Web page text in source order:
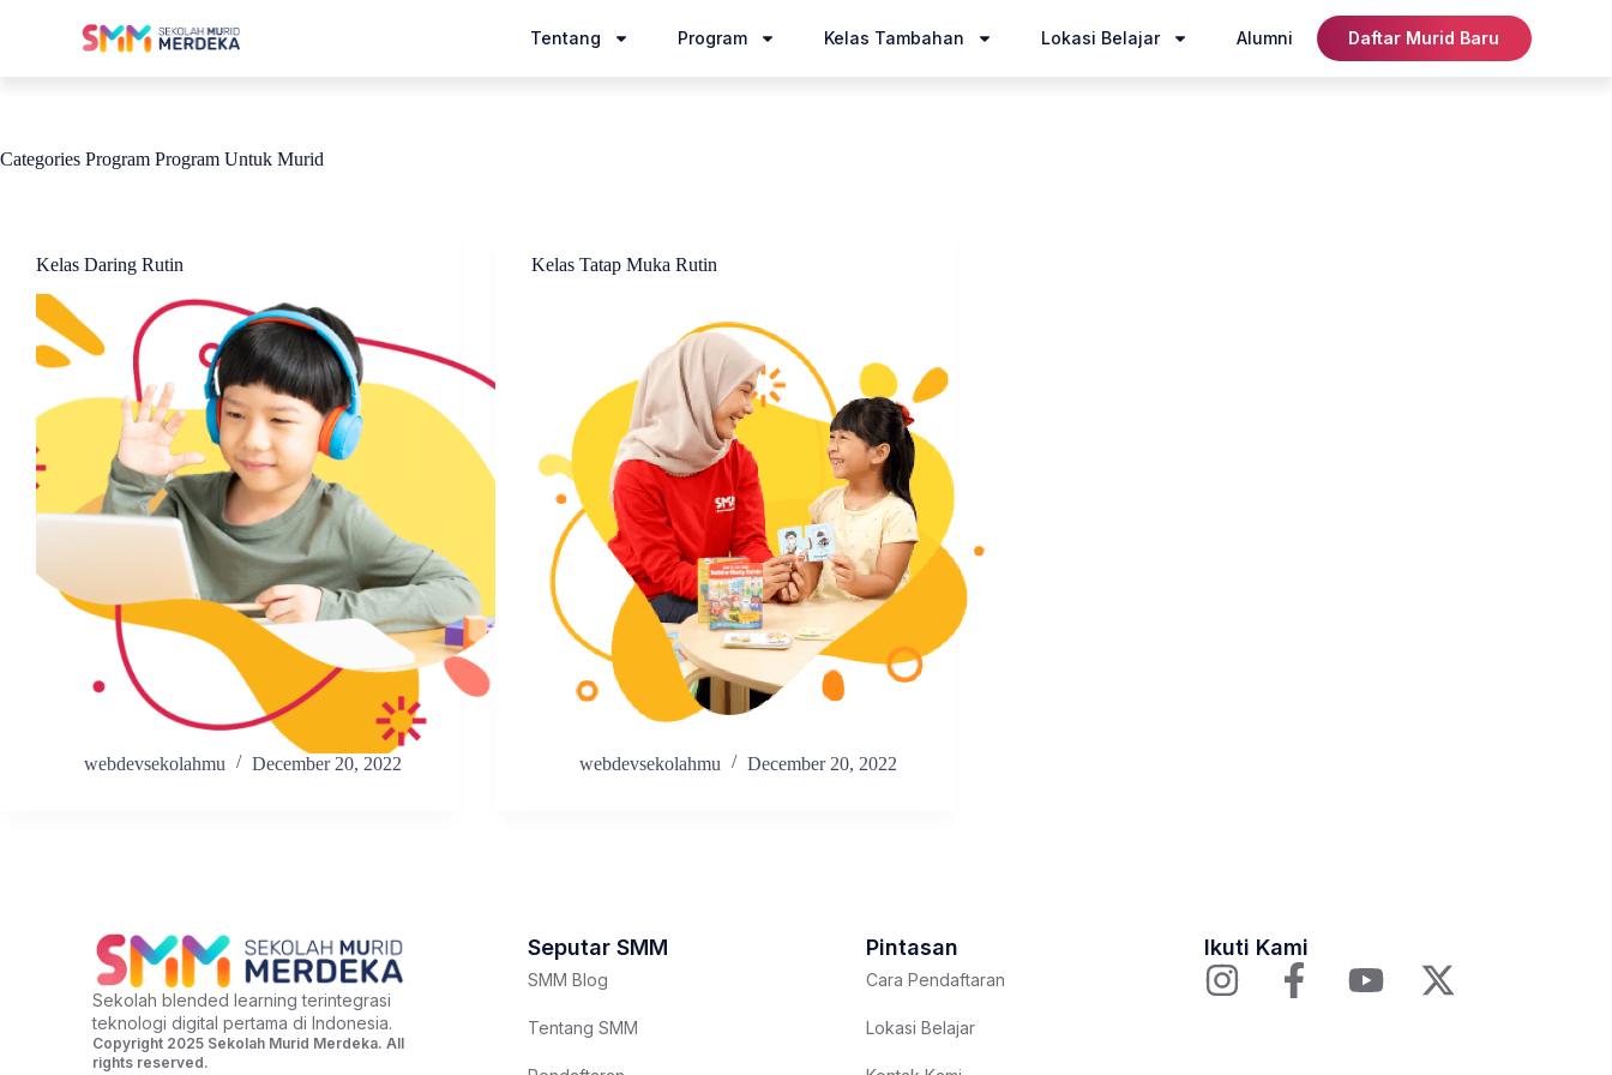
Tentang Program Kelas Tambahan Lokasi Belajar Alumni Daftar Murid Baru
Categories Program Program Untuk Murid
Kelas Daring Rutin
webdevsekolahmu December 20, 2022
Kelas Tatap Muka Rutin
webdevsekolahmu December 20, 2022
Sekolah blended learning terintegrasi
teknologi digital pertama di Indonesia.
Copyright 2025 Sekolah Murid Merdeka. All
rights reserved.
Seputar SMM
SMM Blog
Tentang SMM
Pintasan
Cara Pendaftaran
Lokasi Belajar
Ikuti Kami